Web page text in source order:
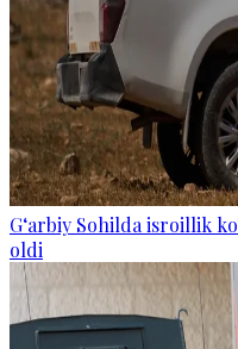
G‘arbiy Sohilda isroillik
oldi